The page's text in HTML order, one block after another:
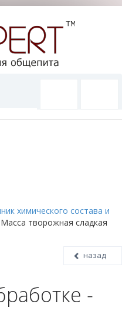
химического состава и
Масса творожная сладкая
назад
-